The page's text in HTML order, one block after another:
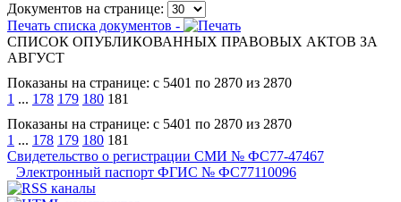
Документов на странице:
Печать списка документов -
СПИСОК ОПУБЛИКОВАННЫХ ПРАВОВЫХ АКТОВ ЗА
АВГУСТ
Показаны на странице: с 5401 по 2870 из 2870
1 ... 178 179 180 181
Показаны на странице: с 5401 по 2870 из 2870
1 ... 178 179 180 181
Свидетельство о регистрации СМИ № ФС77-47467
Электронный паспорт ФГИС № ФС77110096